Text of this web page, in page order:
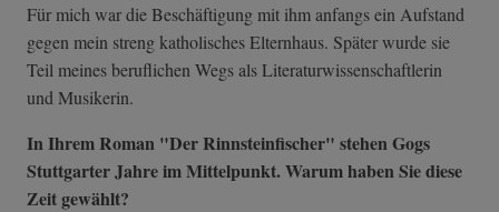
Für mich war die Beschäftigung mit ihm anfangs ein Aufstand
gegen mein streng katholisches Elternhaus. Später wurde sie
Teil meines beruflichen Wegs als Literaturwissenschaftlerin
und Musikerin.
In Ihrem Roman "Der Rinnsteinfischer" stehen Gogs
Stuttgarter Jahre im Mittelpunkt. Warum haben Sie diese
Zeit gewählt?